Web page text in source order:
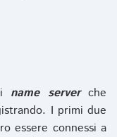
name serverche
I primi due
essere connessi a